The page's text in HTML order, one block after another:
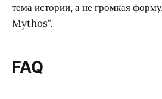
тема истории, а не громкая
Mythos".
FAQ